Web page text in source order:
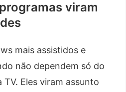
viram
mais assistidos e
não dependem só do
TV. Eles viram assunto